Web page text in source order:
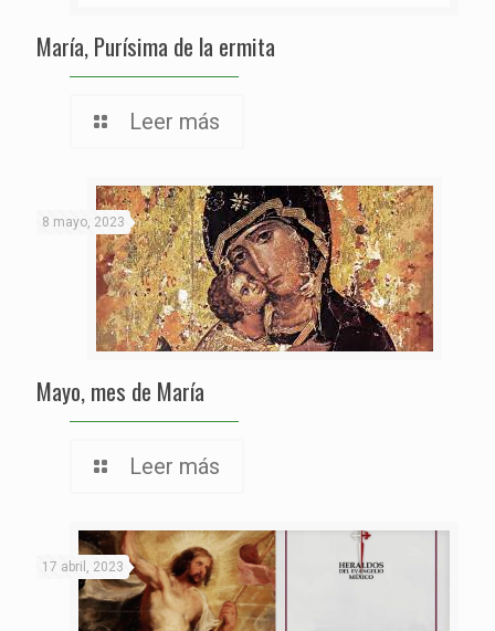
María, Purísima de la ermita
Leer más
8 mayo, 2023
Mayo, mes de María
Leer más
17 abril, 2023